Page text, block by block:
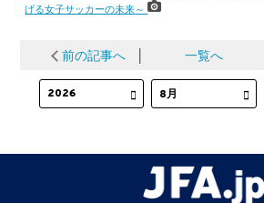
げる女子サッカーの未来～
前の記事へ 一覧へ